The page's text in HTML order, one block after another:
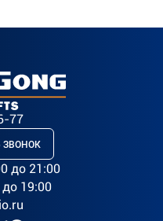
77
ЗВОНОК
до 21:00
19:00